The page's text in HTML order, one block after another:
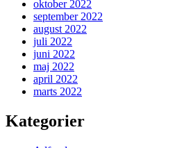
oktober 2022
september 2022
august 2022
juli 2022
juni 2022
maj 2022
april 2022
marts 2022
Kategorier